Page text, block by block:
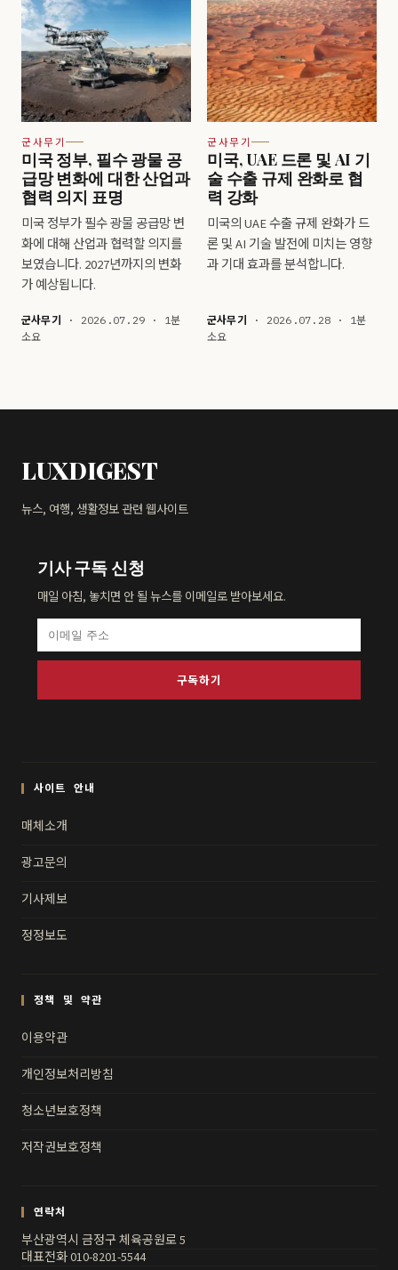
군사무기
미국 정부, 필수 광물 공
급망 변화에 대한 산업과
협력 의지 표명
미국 정부가 필수 광물 공급망 변
화에 대해 산업과 협력할 의지를
보였습니다. 2027년까지의 변화
가 예상됩니다.
군사무기
· 2026.07.29 · 1분
소요
군사무기
미국, UAE 드론 및 AI 기
술 수출 규제 완화로 협
력 강화
미국의 UAE 수출 규제 완화가 드
론 및 AI 기술 발전에 미치는 영향
과 기대 효과를 분석합니다.
군사무기
· 2026.07.28 · 1분
소요
LUXDIGEST
뉴스, 여행, 생활정보 관련 웹사이트
기사 구독 신청
매일 아침, 놓치면 안 될 뉴스를 이메일로 받아보세요.
구독하기
사이트 안내
매체소개
광고문의
기사제보
정정보도
정책 및 약관
이용약관
개인정보처리방침
청소년보호정책
저작권보호정책
연락처
부산광역시 금정구 체육공원로 5
대표전화 010-8201-5544